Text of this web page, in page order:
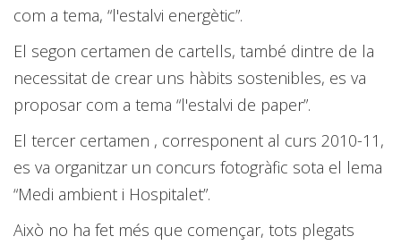
com a tema, “l'estalvi energètic”.
El segon certamen de cartells, també dintre de la
necessitat de crear uns hàbits sostenibles, es va
proposar com a tema “l'estalvi de paper”.
El tercer certamen , corresponent al curs 2010-11,
es va organitzar un concurs fotogràfic sota el lema
“Medi ambient i Hospitalet”.
Això no ha fet més que començar, tots plegats